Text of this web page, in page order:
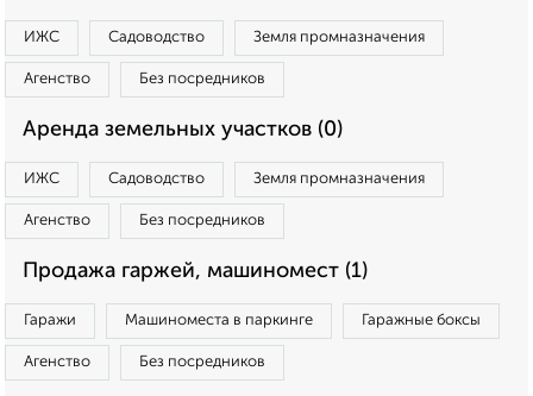
ИЖС Садоводство Земля промназначения
Агенство Без посредников
Аренда земельных участков (0)
ИЖС Садоводство Земля промназначения
Агенство Без посредников
Продажа гаржей, машиномест (1)
Гаражи Машиноместа в паркинге Гаражные боксы
Агенство Без посредников